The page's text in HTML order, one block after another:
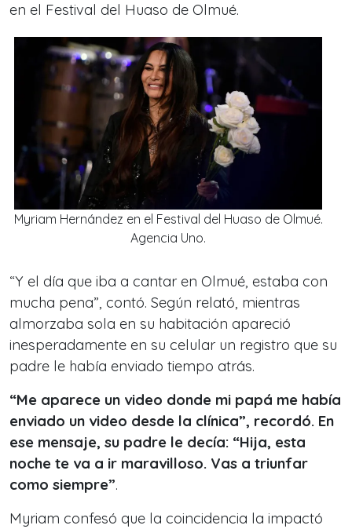
en el Festival del Huaso de Olmué.
Myriam Hernández en el Festival del Huaso de Olmué.
Agencia Uno.
“Y el día que iba a cantar en Olmué, estaba con
mucha pena”, contó. Según relató, mientras
almorzaba sola en su habitación apareció
inesperadamente en su celular un registro que su
padre le había enviado tiempo atrás.
“Me aparece un video donde mi papá me había
enviado un video desde la clínica”, recordó. En
ese mensaje, su padre le decía: “Hija, esta
noche te va a ir maravilloso. Vas a triunfar
como siempre”.
Myriam confesó que la coincidencia la impactó